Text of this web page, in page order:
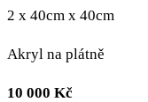
2 x 40cm x 40cm
Akryl na plátně
10 000 Kč